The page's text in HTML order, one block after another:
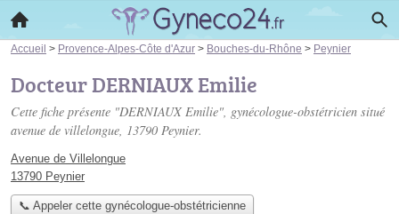
Accueil > Provence-Alpes-Côte d'Azur > Bouches-du-Rhône > Peynier
Docteur DERNIAUX Emilie
Cette fiche présente "DERNIAUX Emilie", gynécologue-obstétricien situé
avenue de villelongue, 13790 Peynier.
Avenue de Villelongue
13790 Peynier
📞 Appeler cette gynécologue-obstétricienne